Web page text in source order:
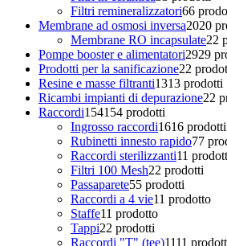
Filtri remineralizzatori66
Membrane ad osmosi inversa2020
Membrane RO incapsulate22
Pompe booster e alimentatori2929
Prodotti per la sanificazione22
Resine e masse filtranti1313 prodotti
Ricambi impianti di depurazione22
Raccordi154154 prodotti
Ingrosso raccordi1616 prodotti
Rubinetti innesto rapido77
Raccordi sterilizzanti11
Filtri 100 Mesh22 prodotti
Passaparete55 prodotti
Raccordi a 4 vie11 prodotto
Staffe11 prodotto
Tappi22 prodotti
Raccordi "T" (tee)1111